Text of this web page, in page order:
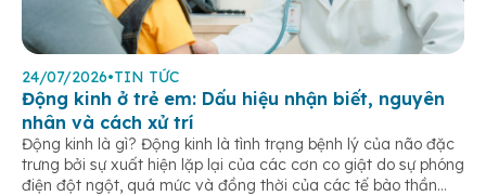
24/07/2026•TIN TỨC
Động kinh ở trẻ em: Dấu hiệu nhận biết, nguyên
nhân và cách xử trí
Động kinh là gì? Động kinh là tình trạng bệnh lý của não đặc
trưng bởi sự xuất hiện lặp lại của các cơn co giật do sự phóng
điện đột ngột, quá mức và đồng thời của các tế bào thần